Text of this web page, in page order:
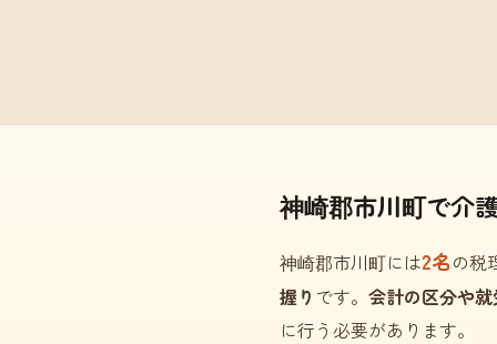
神崎郡市川町で介
神崎郡市川町には2名の税
握り です。 会計の区分や
に行う必要があります。